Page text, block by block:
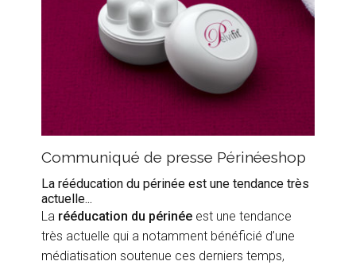
Communiqué de presse Périnéeshop
La rééducation du périnée est une tendance très
actuelle...
La rééducation du périnée est une tendance
très actuelle qui a notamment bénéficié d’une
médiatisation soutenue ces derniers temps,